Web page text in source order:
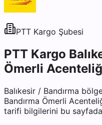
PTT Kargo Şubesi
PTT Kargo
Ömerli
Balıkesir / Bandırma
Bandırma Ömerli
tarifi bilgilerini bu